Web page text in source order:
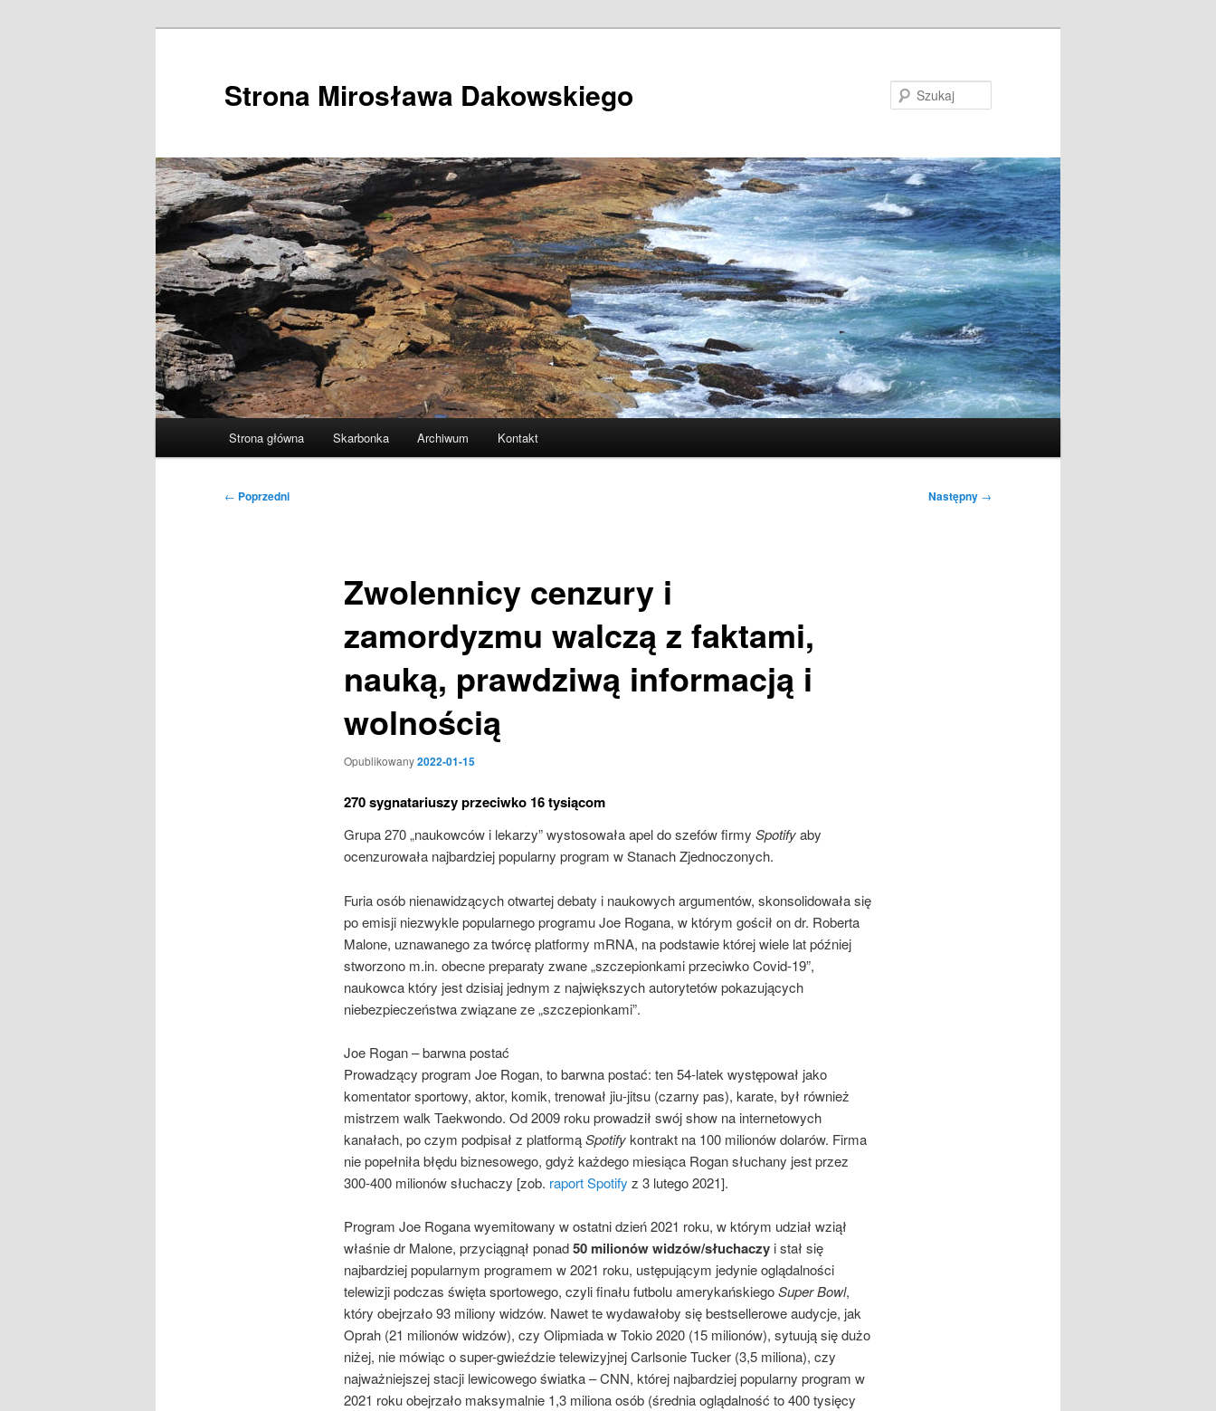
Strona Mirosława Dakowskiego
Strona główna Skarbonka Archiwum Kontakt
Nawigacja
← Poprzedni Następny →
Zwolennicy cenzury i
zamordyzmu walczą z faktami,
nauką, prawdziwą informacją i
wolnością
Opublikowany2022-01-15
270 sygnatariuszy przeciwko 16 tysiącom
Grupa 270 „naukowców i lekarzy” wystosowała apel do szefów firmy Spotifyaby
ocenzurowała najbardziej popularny program w Stanach Zjednoczonych.
Furia osób nienawidzących otwartej debaty i naukowych argumentów, skonsolidowała się
po emisji niezwykle popularnego programu Joe Rogana, w którym gościł on dr. Roberta
Malone, uznawanego za twórcę platformy mRNA, na podstawie której wiele lat później
stworzono m.in. obecne preparaty zwane „szczepionkami przeciwko Covid-19”,
naukowca który jest dzisiaj jednym z największych autorytetów pokazujących
niebezpieczeństwa związane ze „szczepionkami”.
Joe Rogan – barwna postać
Prowadzący program Joe Rogan, to barwna postać: ten 54-latek występował jako
komentator sportowy, aktor, komik, trenował jiu-jitsu (czarny pas), karate, był również
mistrzem walk Taekwondo. Od 2009 roku prowadził swój show na internetowych
kanałach, po czym podpisał z platformąSpotifykontrakt na 100 milionów dolarów. Firma
nie popełniła błędu biznesowego, gdyż każdego miesiąca Rogan słuchany jest przez
300-400 milionów słuchaczy [zob. raport Spotify z 3 lutego 2021].
Program Joe Rogana wyemitowany w ostatni dzień 2021 roku, w którym udział wziął
właśnie dr Malone, przyciągnął ponad50 milionów widzów/słuchaczyi stał się
najbardziej popularnym programem w 2021 roku, ustępującym jedynie oglądalności
telewizji podczas święta sportowego, czyli finału futbolu amerykańskiegoSuper Bowl,
który obejrzało 93 miliony widzów. Nawet te wydawałoby się bestsellerowe audycje, jak
Oprah (21 milionów widzów), czy Olipmiada w Tokio 2020 (15 milionów), sytuują się dużo
niżej, nie mówiąc o super-gwieździe telewizyjnej Carlsonie Tucker (3,5 miliona), czy
najważniejszej stacji lewicowego światka – CNN, której najbardziej popularny program w
2021 roku obejrzało maksymalnie 1,3 miliona osób (średnia oglądalność to 400 tysięcy